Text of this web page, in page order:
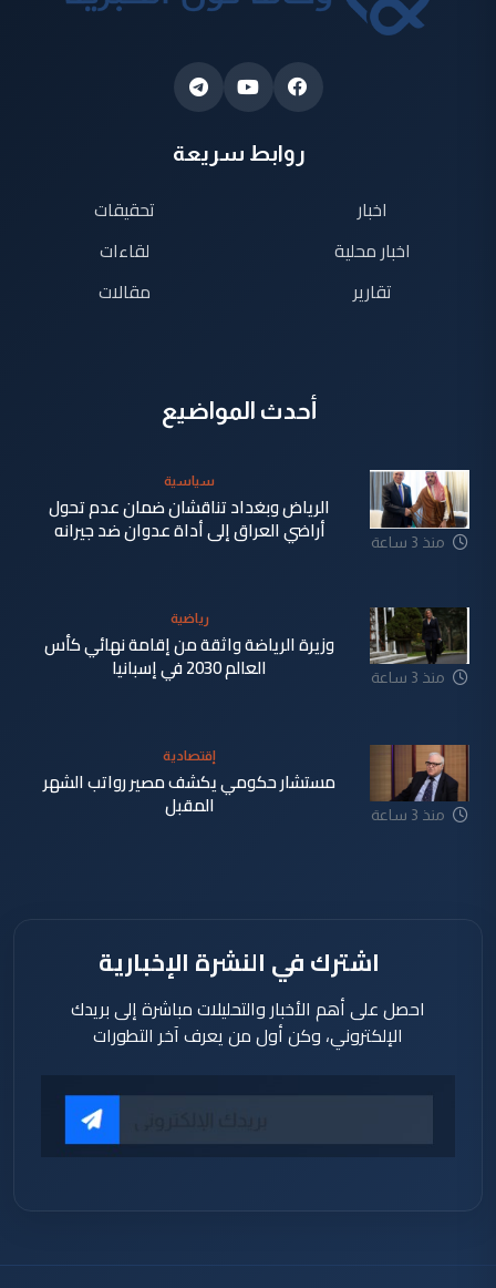
روابط سريعة
اخبار
اخبار محلية
تقارير
تحقيقات
لقاءات
مقالات
أحدث المواضيع
منذ 3 ساعة
سياسية
الرياض وبغداد تناقشان ضمان عدم تحول
أراضي العراق إلى أداة عدوان ضد جيرانه
منذ 3 ساعة
رياضية
وزيرة الرياضة واثقة من إقامة نهائي كأس
العالم 2030 في إسبانيا
منذ 3 ساعة
إقتصادية
مستشار حكومي يكشف مصير رواتب الشهر
المقبل
اشترك في النشرة الإخبارية
احصل على أهم الأخبار والتحليلات مباشرة إلى بريدك
الإلكتروني، وكن أول من يعرف آخر التطورات